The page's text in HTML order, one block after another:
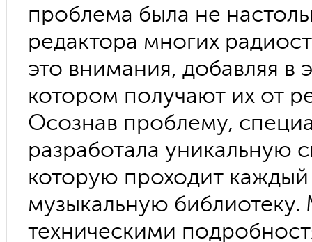
проблема была не
редактора многих
это внимания, добавляя в
котором получают их от
Осознав проблему,
разработала уникальную
которую проходит
музыкальную
техническими